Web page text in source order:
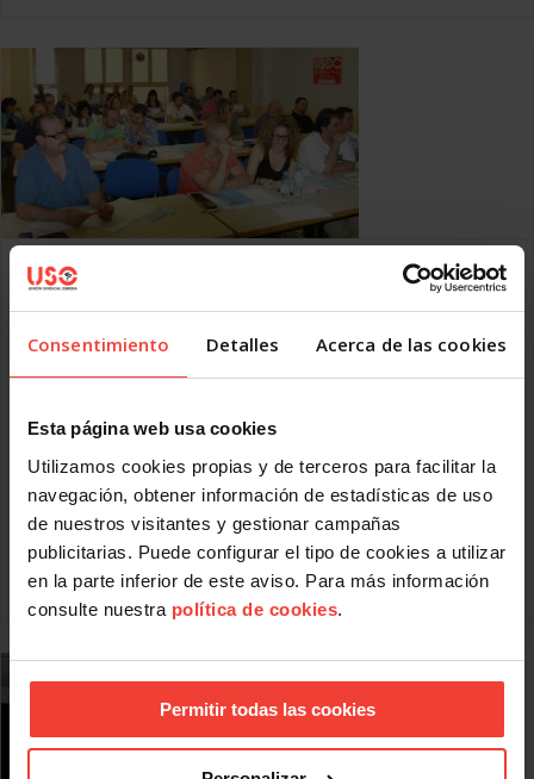
Consentimiento Detalles Acerca de las cookies
Esta página web usa cookies
Utilizamos cookies propias y de terceros para facilitar la
navegación, obtener información de estadísticas de uso
de nuestros visitantes y gestionar campañas
publicitarias. Puede configurar el tipo de cookies a utilizar
en la parte inferior de este aviso. Para más información
consulte nuestra política de cookies.
Permitir todas las cookies
Sesiones de formación electoral en Barcelona
JUNIO 16, 2014
electorales, se celebraron los días 11 y 12 de junio dos
sesiones en Barcelona, impartidas por la Secretaria
Heras, a las que asistieron 58 compañeros y compañeras
de las cinco Federaciones Profesionales y de la Unión
Nacional que van a llevar a cabo las procesos electorales en
las empresas y administraciones públicas en este próximo
período concentrado de elecciones sindicales. La USO ha
visto incrementada su representatividad en los últimos años
y, siguiendo
Leer más